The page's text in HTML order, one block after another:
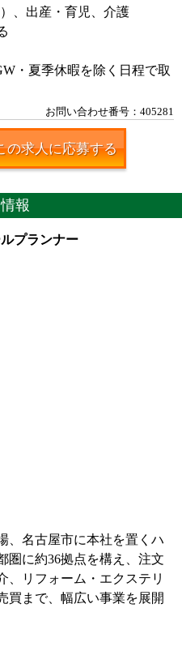
、出産・育児、介護
・夏季休暇を除く日程で取
お問い合わせ番号：405281
の求人に応募する
報
プランナー
、名古屋市に本社を置くハ
圏に約36拠点を構え、注文
、リフォーム・エクステリ
買まで、幅広い事業を展開